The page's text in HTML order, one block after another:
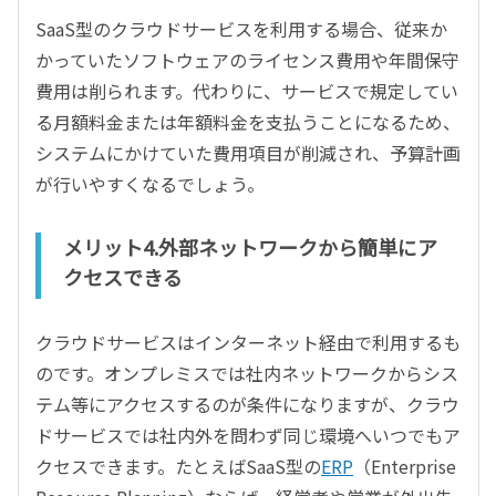
SaaS型のクラウドサービスを利用する場合、従来か
かっていたソフトウェアのライセンス費用や年間保守
費用は削られます。代わりに、サービスで規定してい
る月額料金または年額料金を支払うことになるため、
システムにかけていた費用項目が削減され、予算計画
が行いやすくなるでしょう。
メリット4.外部ネットワークから簡単にア
クセスできる
クラウドサービスはインターネット経由で利用するも
のです。オンプレミスでは社内ネットワークからシス
テム等にアクセスするのが条件になりますが、クラウ
ドサービスでは社内外を問わず同じ環境へいつでもア
クセスできます。たとえばSaaS型のERP （Enterprise